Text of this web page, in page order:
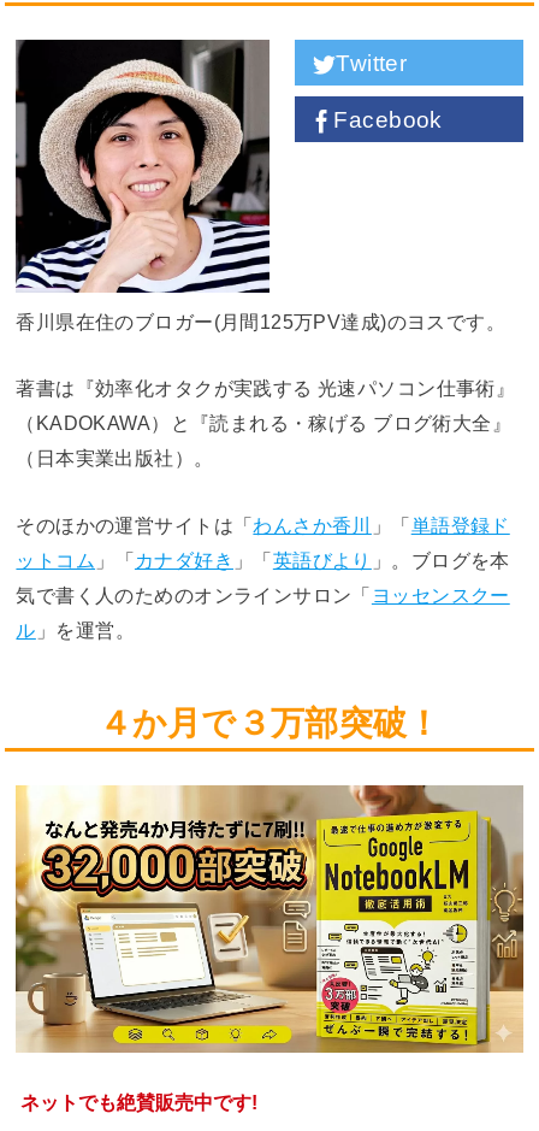
Twitter
Facebook
香川県在住のブロガー(月間125万PV達成)のヨスです。
著書は『効率化オタクが実践する 光速パソコン仕事術』
（KADOKAWA）と『読まれる・稼げる ブログ術大全』
（日本実業出版社）。
そのほかの運営サイトは「わんさか香川 」「単語登録ド
ットコム 」「カナダ好き 」「英語びより
」。ブログを本
気で書く人のためのオンラインサロン「 ヨッセンスクー
ル 」を運営。
４か月で３万部突破！
ネットでも絶賛販売中です!